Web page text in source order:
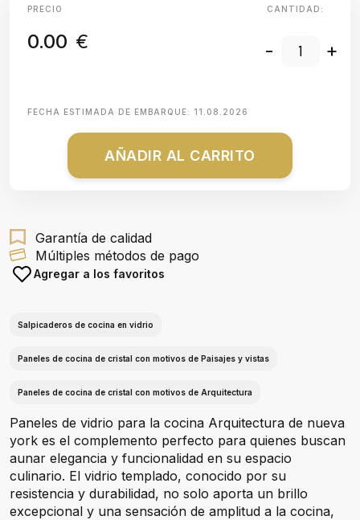
PRECIO
0.00 €
CANTIDAD:
- +
FECHA ESTIMADA DE EMBARQUE: 11.08.2026
AÑADIR AL CARRITO
Garantía de calidad
Múltiples métodos de pago
Agregar a los favoritos
Salpicaderos de cocina en vidrio
Paneles de cocina de cristal con motivos de Paisajes y vistas
Paneles de cocina de cristal con motivos de Arquitectura
Paneles de vidrio para la cocina Arquitectura de nueva
york es el complemento perfecto para quienes buscan
aunar elegancia y funcionalidad en su espacio
culinario. El vidrio templado, conocido por su
resistencia y durabilidad, no solo aporta un brillo
excepcional y una sensación de amplitud a la cocina,